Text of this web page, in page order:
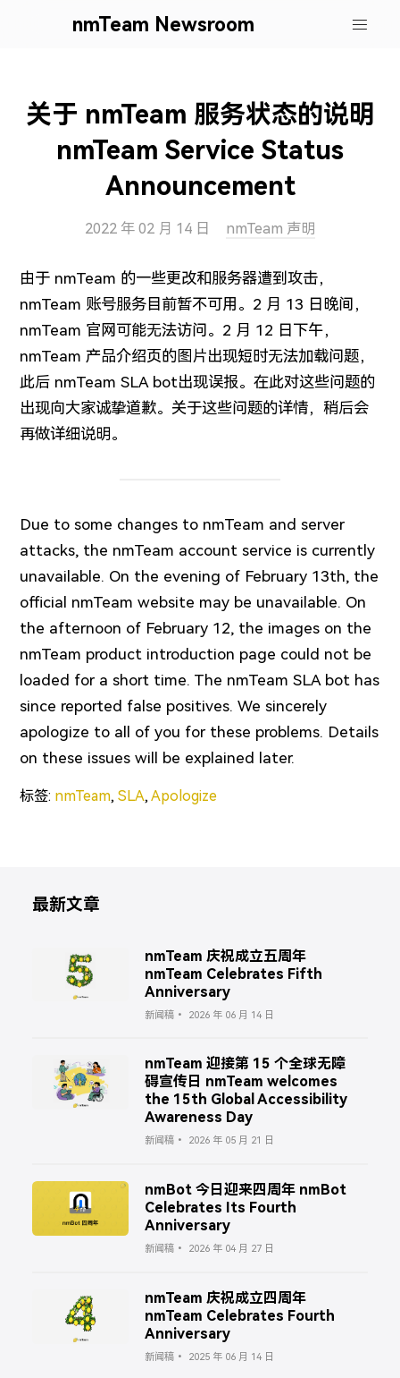
nmTeam Newsroom
关于 nmTeam 服务状态的说明
nmTeam Service Status
Announcement
2022 年 02 月 14 日 nmTeam 声明
由于 nmTeam 的一些更改和服务器遭到攻击，
nmTeam 账号服务目前暂不可用。2 月 13 日晚间，
nmTeam 官网可能无法访问。2 月 12 日下午，
nmTeam 产品介绍页的图片出现短时无法加载问题，
此后 nmTeam SLA bot出现误报。在此对这些问题的
出现向大家诚挚道歉。关于这些问题的详情，稍后会
再做详细说明。
Due to some changes to nmTeam and server
attacks, the nmTeam account service is currently
unavailable. On the evening of February 13th, the
official nmTeam website may be unavailable. On
the afternoon of February 12, the images on the
nmTeam product introduction page could not be
loaded for a short time. The nmTeam SLA bot has
since reported false positives. We sincerely
apologize to all of you for these problems. Details
on these issues will be explained later.
标签: nmTeam,SLA,Apologize
最新文章
nmTeam 庆祝成立五周年
nmTeam Celebrates Fifth
Anniversary
新闻稿 2026 年 06 月 14 日
nmTeam 迎接第 15 个全球无障
碍宣传日 nmTeam welcomes
the 15th Global Accessibility
Awareness Day
新闻稿 2026 年 05 月 21 日
nmBot 今日迎来四周年 nmBot
Celebrates Its Fourth
Anniversary
新闻稿 2026 年 04 月 27 日
nmTeam 庆祝成立四周年
nmTeam Celebrates Fourth
Anniversary
新闻稿 2025 年 06 月 14 日